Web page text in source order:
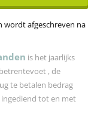
wordt afgeschreven na
is het jaarlijks
, de
te betalen bedrag
tot en met